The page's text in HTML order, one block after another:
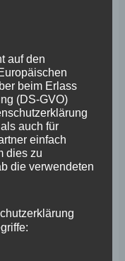
auf den
beim Erlass
(DS-GVO)
auch für
einfach
dies zu
die verwendeten